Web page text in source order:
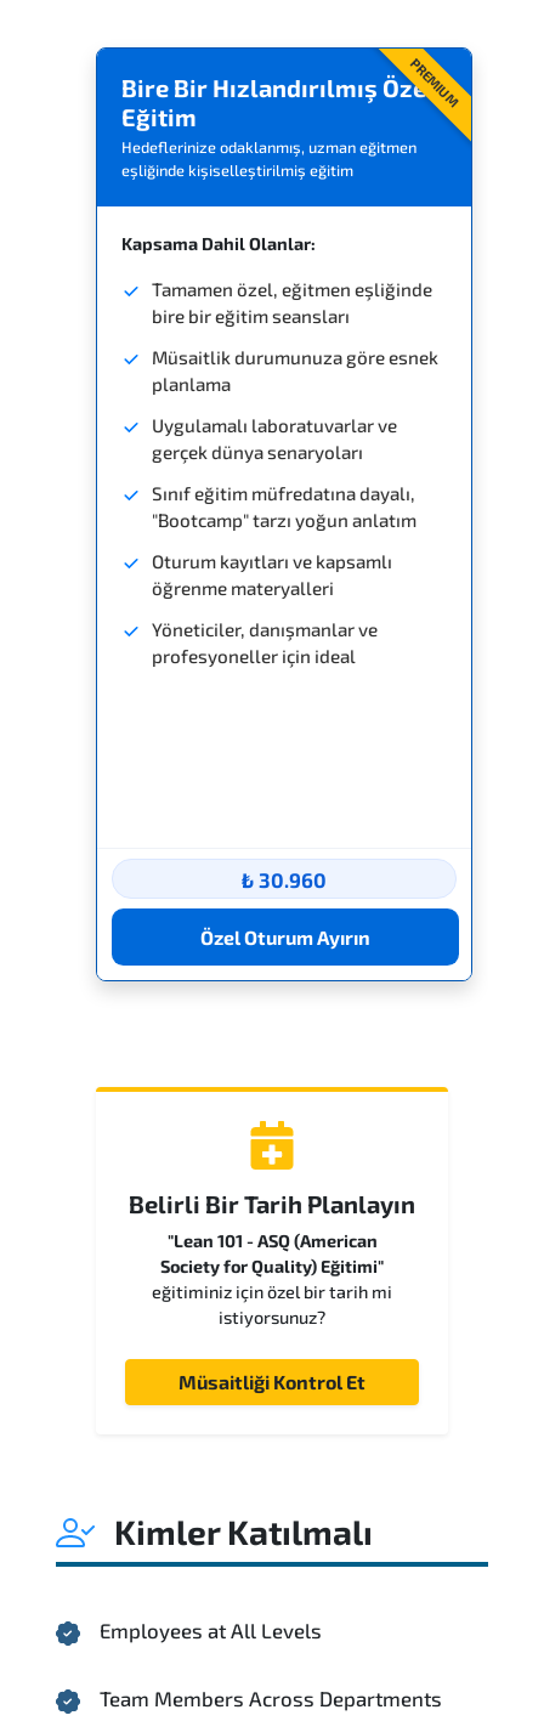
PREMIUM
Bire Bir Hızlandırılmış Özel
Eğitim
Hedeflerinize odaklanmış, uzman eğitmen
eşliğinde kişiselleştirilmiş eğitim
Kapsama Dahil Olanlar:
Tamamen özel, eğitmen eşliğinde
bire bir eğitim seansları
Müsaitlik durumunuza göre esnek
planlama
Uygulamalı laboratuvarlar ve
gerçek dünya senaryoları
Sınıf eğitim müfredatına dayalı,
"Bootcamp" tarzı yoğun anlatım
Oturum kayıtları ve kapsamlı
öğrenme materyalleri
Yöneticiler, danışmanlar ve
profesyoneller için ideal
₺ 30.960
Özel Oturum Ayırın
Belirli Bir Tarih Planlayın
"Lean 101 - ASQ (American
Society for Quality) Eğitimi"
eğitiminiz için özel bir tarih mi
istiyorsunuz?
Müsaitliği Kontrol Et
Kimler Katılmalı
Employees at All Levels
Team Members Across Departments